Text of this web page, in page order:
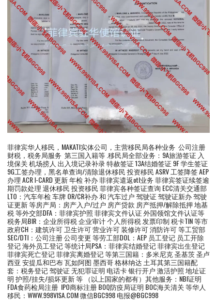
菲律宾华人移民，MAKATI实体公司，主营移民局各种业务 公司注册
财税，税务局服务 第三国入籍等 .移民局全部业务：9A旅游签证 入
境保关 机场捞人 出入境记录补录 特赦签证 13A结婚签证 9F 学生签证
9G工签办理，黑名单查询/清除退休移民 投资移民 ASRV 工签降签 AEP
办理 ACR I-CARD 更新 年检 补办 菲律宾遣返otl业务 菲律宾签证续签逾
期罚款处理 退休移民 投资移民 菲律宾各种签证查询 ECC清关交通部
LTO：汽车年检 车牌 OR/CR补办 和 汽车过户 驾驶证 驾驶证新办 驾驶
证更新 等房产局：房产入户/过户 房产贷款 房产抵押/解除抵押 地基
税 等外交部DFA：菲律宾护照 菲律宾文件认证 外国领馆文件认证等
税务局BIR：企业所得税 企业审计 个人所得税 发票印制 税卡TIN 等市
政府CH：建筑许可 卫生许可 营业许可 装修许可 消防许可 等工贸部
SEC/DTI：公司注册 公司变更 等劳工部DOL：AEP 员工登记 员工开除
登记 海外员工登记 等统计局PSA：菲律宾结婚登记 菲律宾出生登记
菲律宾死亡登记 菲律宾离婚登记 等第三国籍：多米尼克 圣基茨 圣卢
西亚 安提瓜和巴布 瓦如阿图 墨西哥 格林纳达 土耳其第三国籍配
套：税务登记 驾驶证 无犯罪证明 电话卡 银行开户 激活护照 地址证
明 护照/挂失/损坏更新 等 （以上国家的都有）其他服务：NBI证明
FDA食药检局注册 IPO商标注册 BOQ防疫局证明 BOC海关清关 等华人
移民：WWW.998VISA.COM 微信BGC998 电报@BGC998